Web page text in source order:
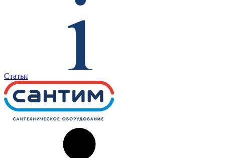
Статьи